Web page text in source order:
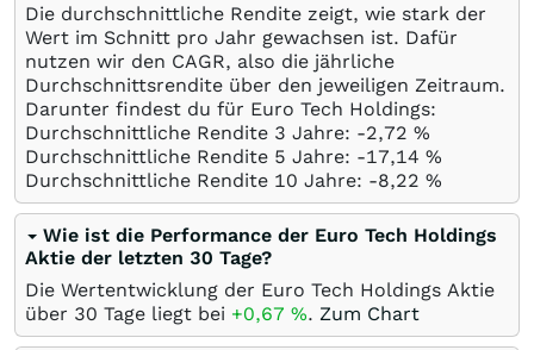
Die durchschnittliche Rendite zeigt, wie stark der
Wert im Schnitt pro Jahr gewachsen ist. Dafür
nutzen wir den CAGR, also die jährliche
Durchschnittsrendite über den jeweiligen Zeitraum.
Darunter findest du für Euro Tech Holdings:
Durchschnittliche Rendite 3 Jahre: -2,72 %
Durchschnittliche Rendite 5 Jahre: -17,14 %
Durchschnittliche Rendite 10 Jahre: -8,22 %
Wie ist die Performance der Euro Tech Holdings
Aktie der letzten 30 Tage?
Die Wertentwicklung der Euro Tech Holdings Aktie
über 30 Tage liegt bei +0,67 %. Zum Chart